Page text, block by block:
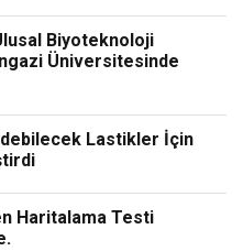
Biyoteknoloji
Üniversitesinde
Lastikler İçin
Haritalama Testi